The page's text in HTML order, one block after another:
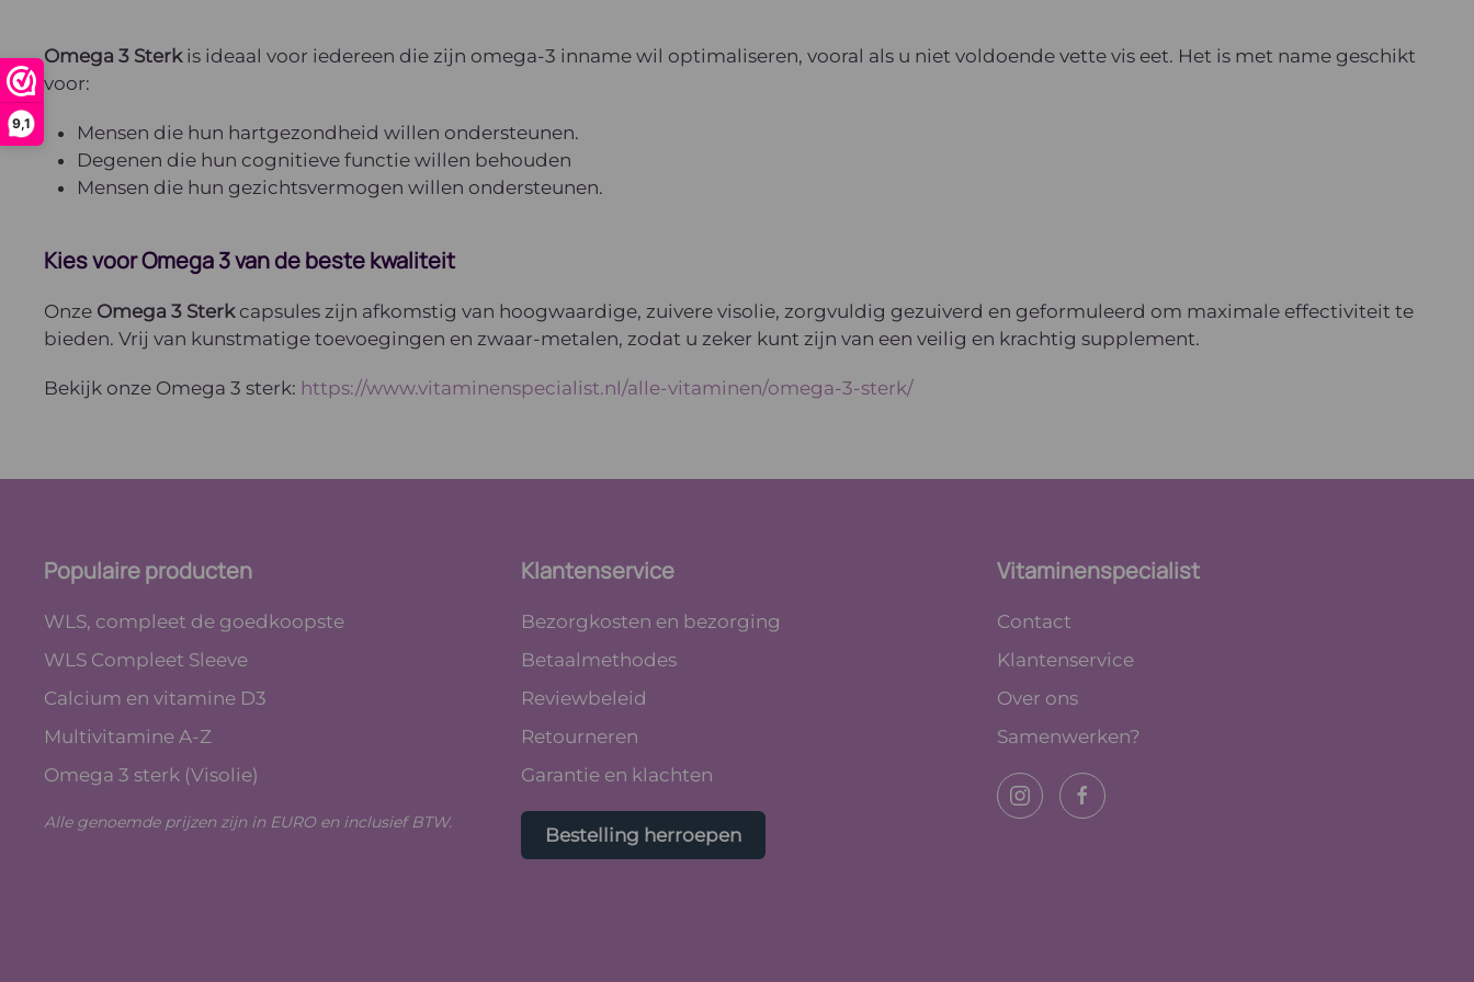
9,1
Omega 3 Sterkis ideaal voor iedereen die zijn omega-3 inname wil optimaliseren, vooral als u niet voldoende vette vis eet. Het is met name geschikt
voor:
Mensen die hun hartgezondheid willen ondersteunen.
Degenen die hun cognitieve functie willen behouden
Mensen die hun gezichtsvermogen willen ondersteunen.
Kies voor Omega 3 van de beste kwaliteit
Onze Omega 3 Sterkcapsules zijn afkomstig van hoogwaardige, zuivere visolie, zorgvuldig gezuiverd en geformuleerd om maximale effectiviteit te
bieden. Vrij van kunstmatige toevoegingen en zwaar-metalen, zodat u zeker kunt zijn van een veilig en krachtig supplement.
Bekijk onze Omega 3 sterk: https://www.vitaminenspecialist.nl/alle-vitaminen/omega-3-sterk/
Populaire producten
WLS, compleet de goedkoopste
WLS Compleet Sleeve
Calcium en vitamine D3
Multivitamine A-Z
Omega 3 sterk (Visolie)
Alle genoemde prijzen zijn in EURO en inclusief BTW.
Klantenservice
Bezorgkosten en bezorging
Betaalmethodes
Reviewbeleid
Retourneren
Garantie en klachten
Bestelling herroepen
Vitaminenspecialist
Contact
Klantenservice
Over ons
Samenwerken?